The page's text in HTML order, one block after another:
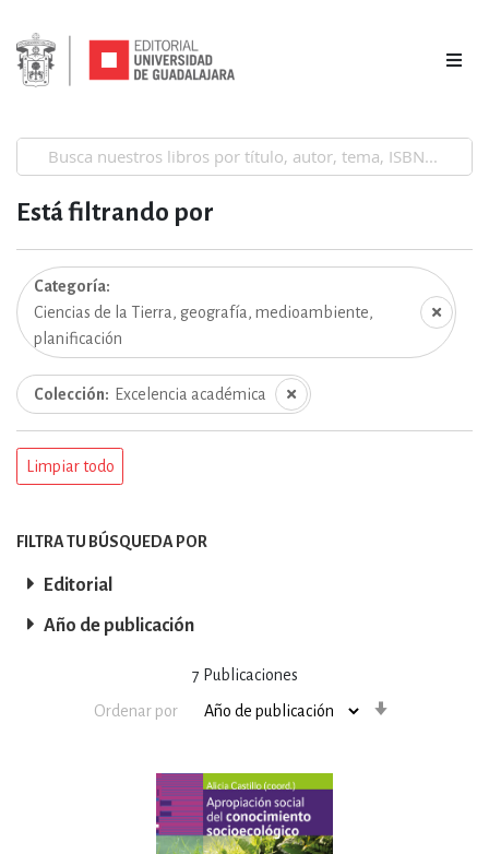
7 Publicaciones
Ordenar por
Está filtrando por
Categoría
Ciencias de la Tierra, geografía, medioambiente,
planificación
Colección Excelencia académica
Limpiar todo
FILTRA TU BÚSQUEDA POR
Editorial
Año de publicación